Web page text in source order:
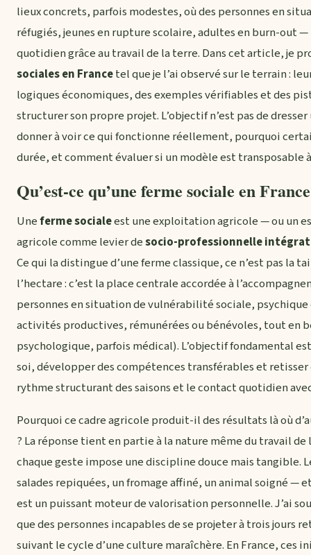
lieux concrets, parfois modestes, où des personnes en
réfugiés, jeunes en rupture scolaire, adultes en burn-out
quotidien grâce au travail de la terre. Dans cet article, je
sociales en Francetel que je l’ai observé sur le terrain :
logiques économiques, des exemples vérifiables et des
structurer son propre projet. L’objectif n’est pas de
donner à voir ce qui fonctionne réellement, pourquoi
durée, et comment évaluer si un modèle est
Qu’est-ce qu’une ferme sociale en
Uneferme socialeest une exploitation agricole — ou un
agricole comme levier desocio-professionnelle
Ce qui la distingue d’une ferme classique, ce n’est pas la
l’hectare : c’est la place centrale accordée à
personnes en situation de vulnérabilité sociale,
activités productives, rémunérées ou bénévoles, tout en
psychologique, parfois médical). L’objectif fondamental
soi, développer des compétences transférables et
rythme structurant des saisons et le contact quotidien
Pourquoi ce cadre agricole produit-il des résultats là où
? La réponse tient en partie à la nature même du travail
chaque geste impose une discipline douce mais tangible.
salades repiquées, un fromage affiné, un animal soigné
est un puissant moteur de valorisation personnelle. J’ai
que des personnes incapables de se projeter à trois jours
suivant le cycle d’une culture maraîchère. En France, ces